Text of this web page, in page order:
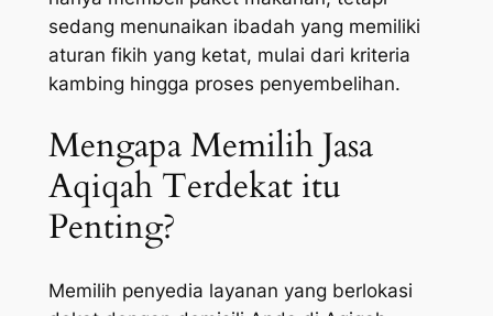
sedang menunaikan ibadah yang memiliki
aturan fikih yang ketat, mulai dari kriteria
kambing hingga proses penyembelihan.
Mengapa Memilih Jasa
Aqiqah Terdekat itu
Penting?
Memilih penyedia layanan yang berlokasi